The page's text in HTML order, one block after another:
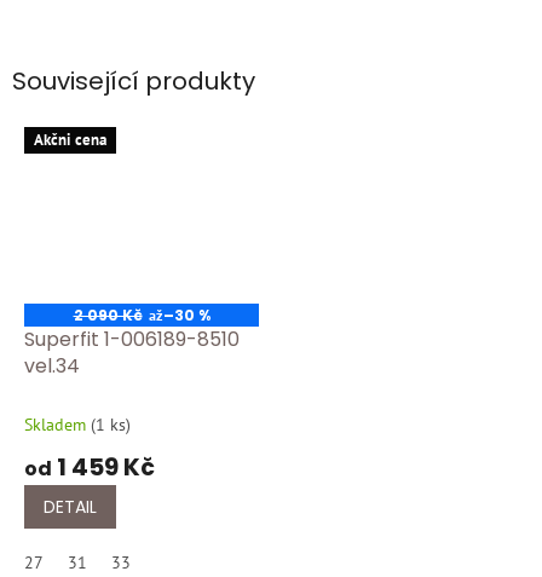
Související produkty
Akčni cena
2 090 Kč až–30 %
Superfit 1-006189-8510
vel.34
Skladem (1 ks)
od 1 459 Kč
DETAIL
27 31 33